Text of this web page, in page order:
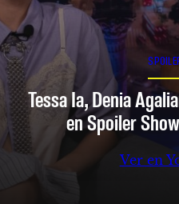
Tessa Ia, Denia
en Spoiler
Ver en